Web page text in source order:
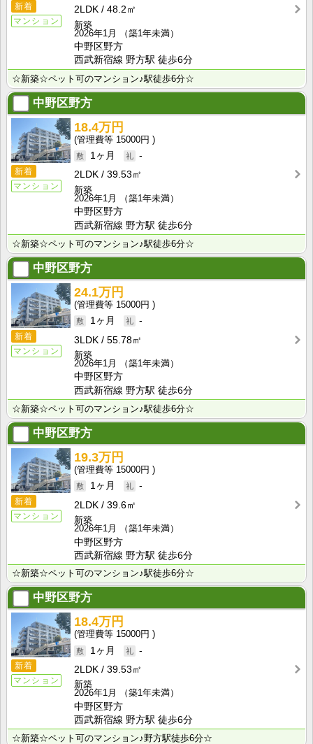
新着
マンション
2LDK
48.2㎡
新築
2026年1月
（築1年未満）
中野区野方
西武新宿線 野方駅 徒歩6分
☆新築☆ペット可のマンション♪駅徒歩6分☆
中野区野方
新着
マンション
18.4万円
15000円
1ヶ月
-
2LDK
39.53㎡
新築
2026年1月
（築1年未満）
中野区野方
西武新宿線 野方駅 徒歩6分
☆新築☆ペット可のマンション♪駅徒歩6分☆
中野区野方
新着
マンション
24.1万円
15000円
1ヶ月
-
3LDK
55.78㎡
新築
2026年1月
（築1年未満）
中野区野方
西武新宿線 野方駅 徒歩6分
☆新築☆ペット可のマンション♪駅徒歩6分☆
中野区野方
新着
マンション
19.3万円
15000円
1ヶ月
-
2LDK
39.6㎡
新築
2026年1月
（築1年未満）
中野区野方
西武新宿線 野方駅 徒歩6分
☆新築☆ペット可のマンション♪駅徒歩6分☆
中野区野方
新着
マンション
18.4万円
15000円
1ヶ月
-
2LDK
39.53㎡
新築
2026年1月
（築1年未満）
中野区野方
西武新宿線 野方駅 徒歩6分
☆新築☆ペット可のマンション♪野方駅徒歩6分☆